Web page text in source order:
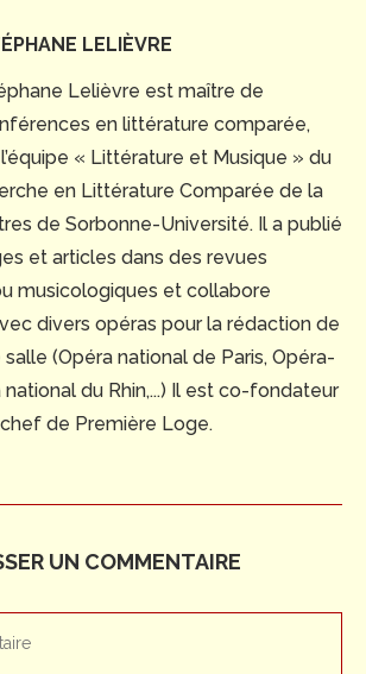
LELIÈVRE
Lelièvre est maître de
en littérature comparée,
« Littérature et Musique » du
en Littérature Comparée de la
de Sorbonne-Université. Il a publié
et articles dans des revues
musicologiques et collabore
divers opéras pour la rédaction de
(Opéra national de Paris, Opéra-
du Rhin,...) Il est co-fondateur
de Première Loge.
UN COMMENTAIRE